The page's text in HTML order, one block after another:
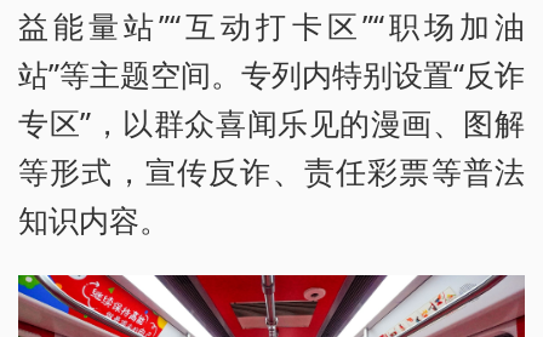
益能量站”“互动打卡区”“职场加油
站”等主题空间。专列内特别设置“反诈
专区”，以群众喜闻乐见的漫画、图解
等形式，宣传反诈、责任彩票等普法
知识内容。